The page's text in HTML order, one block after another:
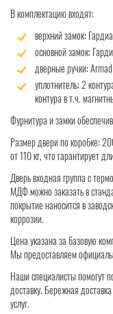
В комплектацию входят:
верхний замок:
основной замок:
дверные ручки:
уплотнитель: 2
контура в т.ч.
Фурнитура и замки
Размер двери по коробке:
от 110 кг, что гарантирует
Дверь входная группа с
МДФ можно заказать в
покрытие наносится в
коррозии.
Цена указана за базовую
Мы предоставляем
Наши специалисты помогут
доставку. Бережная
услуг.